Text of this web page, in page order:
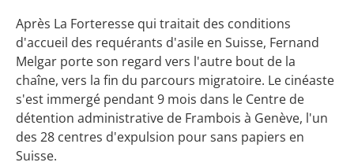
Après La Forteresse qui traitait des conditions
d'accueil des requérants d'asile en Suisse, Fernand
Melgar porte son regard vers l'autre bout de la
chaîne, vers la fin du parcours migratoire. Le cinéaste
s'est immergé pendant 9 mois dans le Centre de
détention administrative de Frambois à Genève, l'un
des 28 centres d'expulsion pour sans papiers en
Suisse.